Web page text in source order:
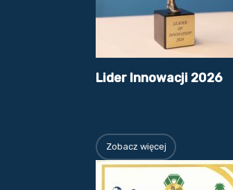
Lider Innowacji 2026
Zobacz więcej